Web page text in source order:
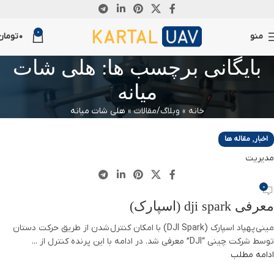
منو 0
0
بایگانی برچسب ها: هلی شات
میانه
خانه » وبلاگ/مقالات»هلی شات میانه
جولای
اخبار, مقاله ها
مدیریت
0
معرفی dji spark (اسپارک)
مینی پهپاد اسپارک (DJI Spark) با امکان کنترل شدن از طریق حرکت دستان
توسط شرکت چینی “DJI” معرفی شد. در ادامه با این پرنده کنترل از ...
ادامه مطلب